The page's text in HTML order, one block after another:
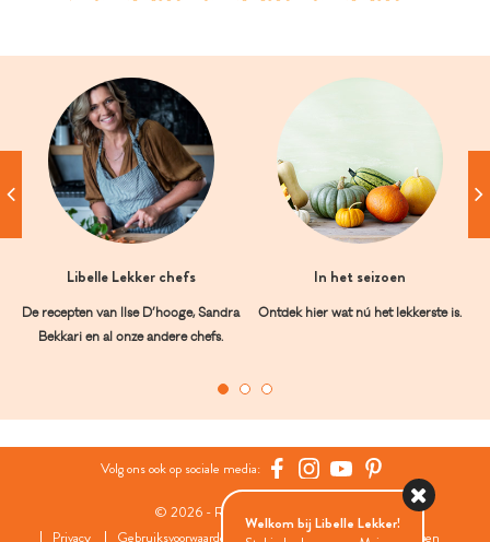
Libelle Lekker chefs
De recepten van Ilse D’hooge, Sandra
Bekkari en al onze andere chefs.
In het seizoen
Ontdek hier wat nú het lekkerste is.
Volg ons ook op sociale media:
© 2026 - Roularta Media Group
Privacy
Gebruiksvoorwaarden Cookies Cookies instellingen
Welkom bij Libelle Lekker!